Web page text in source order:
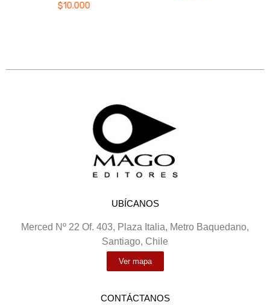
10.000
UBÍCANOS
Merced Nº 22 Of. 403, Plaza Italia, Metro Baquedano,
Santiago, Chile
Ver mapa
CONTÁCTANOS